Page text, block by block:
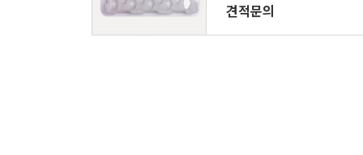
견적문의